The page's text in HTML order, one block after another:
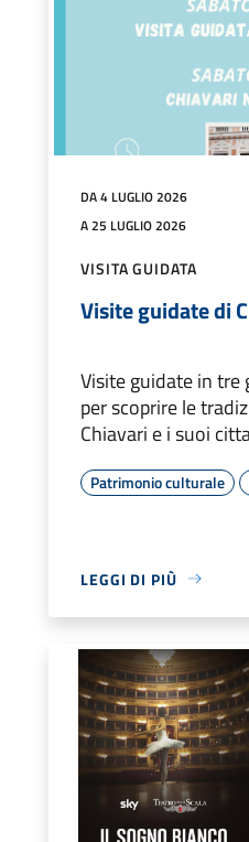
DA 4 LUGLIO 2026
A 25 LUGLIO 2026
VISITA GUIDATA
Visite guidate di
Visite guidate in tre
per scoprire le
Chiavari e i suoi
Patrimonio culturale
LEGGI DI PIÙ